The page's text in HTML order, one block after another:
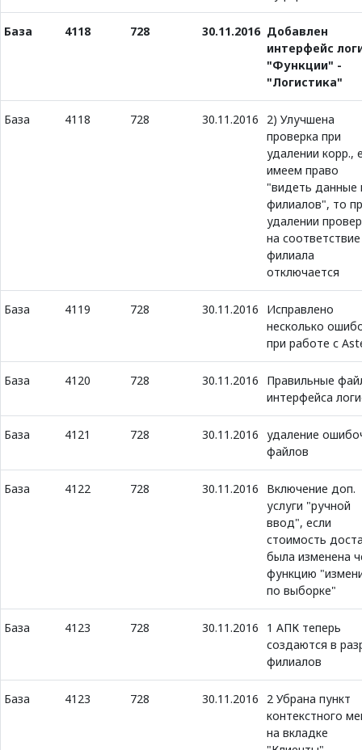
База 4118 728 30.11.2016 Добавлен
интерфейс
"Функции" -
"Логистика"
База 4118 728 30.11.2016
2) Улучшена
проверка при
удалении корр.,
имеем право
"видеть данные
филиалов", то
удалении
на
филиала
отключается
База 4119 728 30.11.2016
Исправлено
несколько
при работе с
База 4120 728 30.11.2016
Правильные
интерфейса
База 4121 728 30.11.2016
удаление
файлов
База 4122 728 30.11.2016
Включение доп.
услуги "ручной
ввод", если
стоимость
была изменена
функцию
по выборке"
База 4123 728 30.11.2016
1 АПК теперь
создаются в
филиалов
База 4123 728 30.11.2016
2 Убрана пункт
контекстного
на вкладке